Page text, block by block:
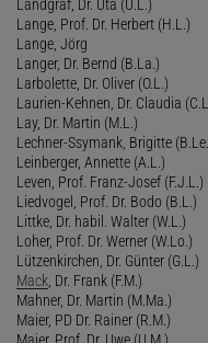
Landgraf, Dr. Uta (U.L.)
Lange, Prof. Dr. Herbert (H.L.)
Lange, Jörg
Langer, Dr. Bernd (B.La.)
Larbolette, Dr. Oliver (O.L.)
Laurien-Kehnen, Dr. Claudia
Lay, Dr. Martin (M.L.)
Lechner-Ssymank, Brigitte
Leinberger, Annette (A.L.)
Leven, Prof. Franz-Josef (F.J.L.)
Liedvogel, Prof. Dr. Bodo (B.L.)
Littke, Dr. habil. Walter (W.L.)
Loher, Prof. Dr. Werner (W.Lo.)
Lützenkirchen, Dr. Günter (G.L.)
Mack , Dr. Frank (F.M.)
Mahner, Dr. Martin (M.Ma.)
Maier, PD Dr. Rainer (R.M.)
Maier, Prof. Dr. Uwe (U.M.)